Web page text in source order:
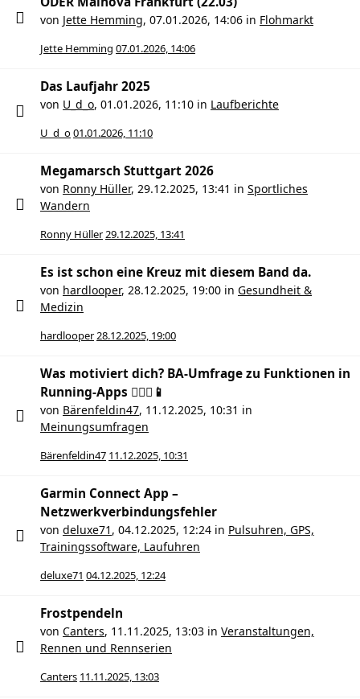
von Jette Hemming, 07.01.2026, 14:06 in Flohmarkt
Jette Hemming 07.01.2026, 14:06
Das Laufjahr 2025
von U_d_o, 01.01.2026, 11:10 in Laufberichte
U_d_o01.01.2026, 11:10
Megamarsch Stuttgart 2026
von Ronny Hüller, 29.12.2025, 13:41 in Sportliches
Wandern
Ronny Hüller29.12.2025, 13:41
Es ist schon eine Kreuz mit diesem Band da.
von hardlooper, 28.12.2025, 19:00 in Gesundheit &
Medizin
hardlooper28.12.2025, 19:00
Was motiviert dich? BA-Umfrage zu Funktionen in
Running-Apps 🏃🏻‍♀️📱
von Bärenfeldin47, 11.12.2025, 10:31 in
Meinungsumfragen
Bärenfeldin47 11.12.2025, 10:31
Garmin Connect App –
Netzwerkverbindungsfehler
von deluxe71 , 04.12.2025, 12:24 in Pulsuhren, GPS,
Trainingssoftware, Laufuhren
deluxe71 04.12.2025, 12:24
Frostpendeln
von Canters, 11.11.2025, 13:03 in Veranstaltungen,
Rennen und Rennserien
Canters 11.11.2025, 13:03